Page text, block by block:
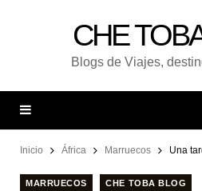
CHE
Blogs de Viajes,
Inicio África Marruecos Una
MARRUECOS CHE TOBA BLOG